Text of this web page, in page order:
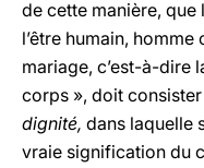
de cette manière,
l’être humain,
mariage, c’est-à-dire
corps », doit consister
dignité, dans laquelle
vraie signification du